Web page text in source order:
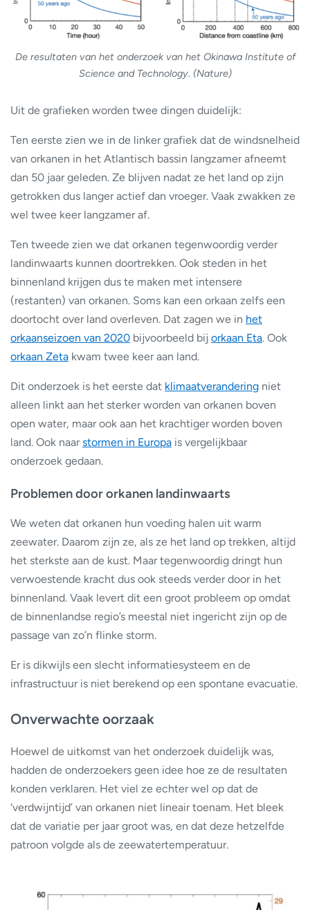
De resultaten van het onderzoek van het Okinawa Institute of
Science and Technology. (Nature)
Uit de grafieken worden twee dingen duidelijk:
Ten eerste zien we in de linker grafiek dat de windsnelheid
van orkanen in het Atlantisch bassin langzamer afneemt
dan 50 jaar geleden. Ze blijven nadat ze het land op zijn
getrokken dus langer actief dan vroeger. Vaak zwakken ze
wel twee keer langzamer af.
Ten tweede zien we dat orkanen tegenwoordig verder
landinwaarts kunnen doortrekken. Ook steden in het
binnenland krijgen dus te maken met intensere
(restanten) van orkanen. Soms kan een orkaan zelfs een
doortocht over land overleven. Dat zagen we in het
orkaanseizoen van 2020 bijvoorbeeld bij orkaan Eta. Ook
orkaan Zeta kwam twee keer aan land.
Dit onderzoek is het eerste dat klimaatverandering niet
alleen linkt aan het sterker worden van orkanen boven
open water, maar ook aan het krachtiger worden boven
land. Ook naarstormen in Europa is vergelijkbaar
onderzoek gedaan.
Problemen door orkanen landinwaarts
We weten dat orkanen hun voeding halen uit warm
zeewater. Daarom zijn ze, als ze het land op trekken, altijd
het sterkste aan de kust. Maar tegenwoordig dringt hun
verwoestende kracht dus ook steeds verder door in het
binnenland. Vaak levert dit een groot probleem op omdat
de binnenlandse regio’s meestal niet ingericht zijn op de
passage van zo’n flinke storm.
Er is dikwijls een slecht informatiesysteem en de
infrastructuur is niet berekend op een spontane evacuatie.
Onverwachte oorzaak
Hoewel de uitkomst van het onderzoek duidelijk was,
hadden de onderzoekers geen idee hoe ze de resultaten
konden verklaren. Het viel ze echter wel op dat de
‘verdwijntijd’ van orkanen niet lineair toenam. Het bleek
dat de variatie per jaar groot was, en dat deze hetzelfde
patroon volgde als de zeewatertemperatuur.